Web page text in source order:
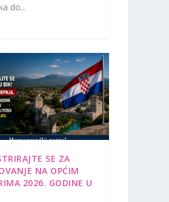
do...
SE ZA
NA OPĆIM
2026. GODINE U